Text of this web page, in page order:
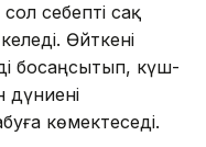
сол себепті сақ
Өйткені
босаңсытып, күш-
дүниені
көмектеседі.